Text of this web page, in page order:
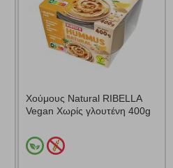
Χούμους Natural RIBELLA
Vegan Χωρίς γλουτένη 400g